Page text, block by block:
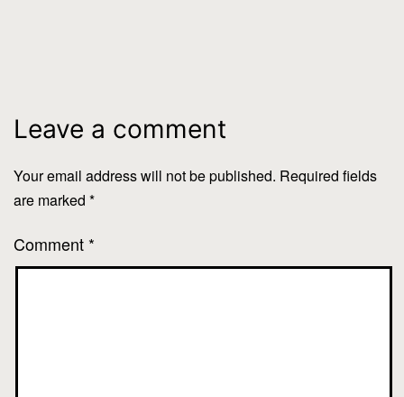
Leave a comment
Your email address will not be published. Required fields
are marked *
Comment *